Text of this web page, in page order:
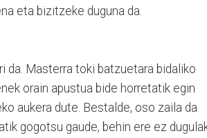
eta bizitzeke duguna da.
da. Masterra toki batzuetara bidaliko
orain apustua bide horretatik egin
aukera dute. Bestalde, oso zaila da
gogotsu gaude, behin ere ez